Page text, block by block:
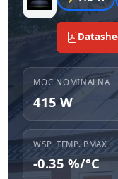
MOC NOMINALNA
415 W
WSP. TEMP. PMAX
-0.35 %/°C